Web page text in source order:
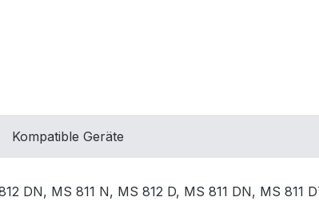
Kompatible Geräte
DN, MS 811 N, MS 812 D, MS 811 DN, MS 811